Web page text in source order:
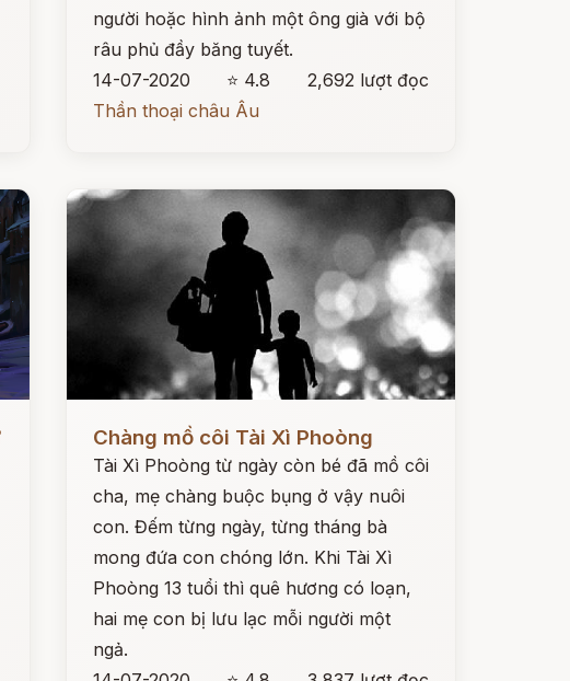
người hoặc hình ảnh một ông già với bộ
râu phủ đầy băng tuyết.
14-07-2020
⭐ 4.8
2,692 lượt đọc
Thần thoại châu Âu
Chàng mồ côi Tài Xì Phoòng
Tài Xì Phoòng từ ngày còn bé đã mồ côi
cha, mẹ chàng buộc bụng ở vậy nuôi
con. Đếm từng ngày, từng tháng bà
mong đứa con chóng lớn. Khi Tài Xì
Phoòng 13 tuổi thì quê hương có loạn,
hai mẹ con bị lưu lạc mỗi người một
ngả.